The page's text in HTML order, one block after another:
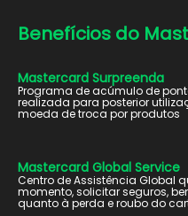
Benefícios do
Mastercard Surpreenda
Programa de acúmulo de
realizada para posterior
moeda de troca por produtos
Mastercard Global Service
Centro de Assistência Global
momento, solicitar seguros,
quanto à perda e roubo do